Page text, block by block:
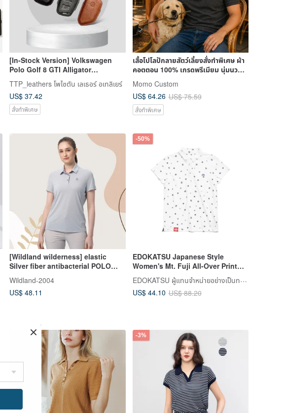
[In-Stock Version] Volkswagen
Polo Golf 8 GTI Alligator
Automotive Key Case
TTP_leathers โพไซตัน เลเธอร์ อเทลิเยร์
US$ 37.42
สั่งทำพิเศษ
เสื้อโปโลปักลายสัตว์เลี้ยงสั่งทำพิเศษ ผ้า
คอตตอน 100% เกรดพรีเมียม นุ่มนว
Momo Custom
US$ 64.26 US$ 75.59
สั่งทำพิเศษ
[Wildland wilderness] elastic
Silver fiber antibacterial POLO
clothing women 0B11607-160
iceberg gray
Wildland-2004
US$ 48.11
-50%
EDOKATSU Japanese Style
Women's Mt. Fuji All-Over Print
Short-Sleeve Polo Shirt (Off White)
#Tops
EDOKATSU ผู้แทนจำหน่ายอย่างเป็นทางการในไต้หวัน
US$ 44.10 US$ 88.20
-3%